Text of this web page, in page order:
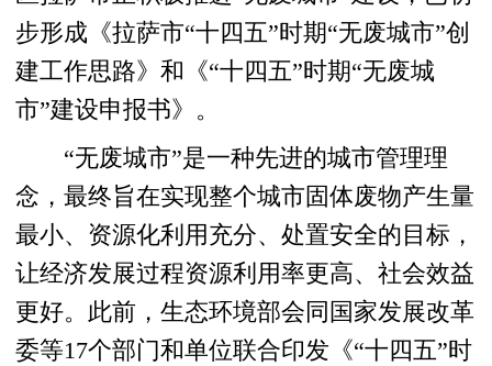
步形成《拉萨市“十四五”时期“无废城市”创
建工作思路》和《“十四五”时期“无废城
市”建设申报书》。
“无废城市”是一种先进的城市管理理
念，最终旨在实现整个城市固体废物产生量
最小、资源化利用充分、处置安全的目标，
让经济发展过程资源利用率更高、社会效益
更好。此前，生态环境部会同国家发展改革
委等17个部门和单位联合印发《“十四五”时